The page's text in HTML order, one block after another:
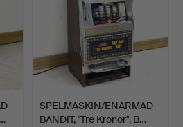
SPELMASKIN/ENARMAD
BANDIT, "Tre Kronor", B…